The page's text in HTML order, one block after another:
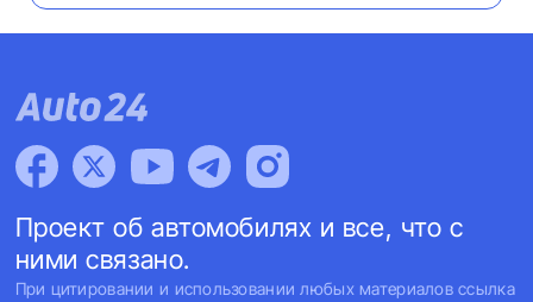
Проект об автомобилях и все, что с
ними связано.
При цитировании и использовании любых материалов ссылка